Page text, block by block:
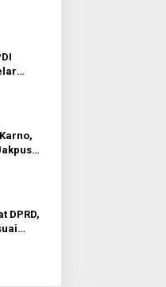
Berhasil Digulung
Polres
Bola U-
DPRD,